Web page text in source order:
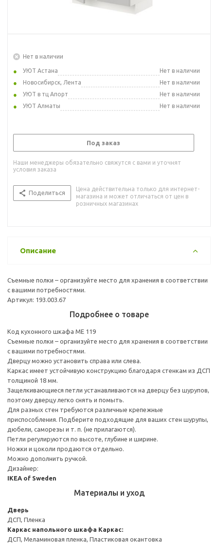
Нет в наличии
УЮТ Астана
Нет в наличии
Новосибирск, Лента
Нет в наличии
УЮТ в тц Апорт
Нет в наличии
УЮТ Алматы
Нет в наличии
Под заказ
Наши менеджеры обязательно свяжутся с вами и уточнят
условия заказа
Поделиться
Цена действительна только для интернет-
магазина и может отличаться от цен в
розничных магазинах
Описание
Съемные полки – организуйте место для хранения в соответствии
с вашими потребностями.
Артикул: 193.003.67
Подробнее о товаре
Код кухонного шкафа ME 119
Съемные полки – организуйте место для хранения в соответствии
с вашими потребностями.
Дверцу можно установить справа или слева.
Каркас имеет устойчивую конструкцию благодаря стенкам из ДСП
толщиной 18 мм.
Защелкивающиеся петли устанавливаются на дверцу без шурупов,
поэтому дверцу легко снять и помыть.
Для разных стен требуются различные крепежные
приспособления. Подберите подходящие для ваших стен шурупы,
дюбели, саморезы и т. п. (не прилагаются).
Петли регулируются по высоте, глубине и ширине.
Ножки и цоколи продаются отдельно.
Можно дополнить ручкой.
Дизайнер:
IKEA of Sweden
Материалы и уход
Дверь
ДСП, Пленка
Каркас напольного шкафа Каркас:
ДСП, Меламиновая пленка, Пластиковая окантовка